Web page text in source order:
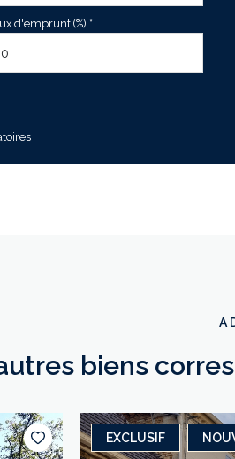
d'emprunt (%) *
A
biens
EXCLUSIF